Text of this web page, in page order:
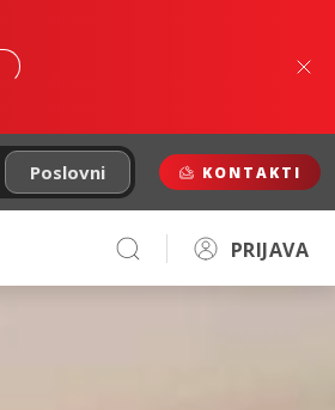
Poslovni KONTAKTI
PRIJAVA